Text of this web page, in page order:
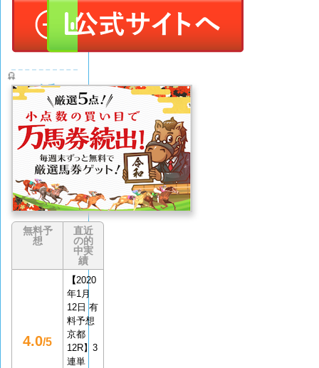
令和ケ
イバ
評価
なし
(0
件)
無料予
想
直近
の的
中実
績
4.0/5
【2020
年1月
12日 有
料予想
京都
12R】3
連単